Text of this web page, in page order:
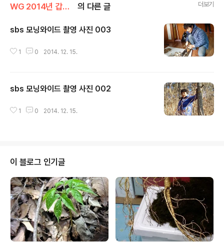
WG 2014년 갑오년 기록 의 다른 글 더보기
sbs 모닝와이드 촬영 사진 003
1 0 2014. 12. 15.
sbs 모닝와이드 촬영 사진 002
1 0 2014. 12. 15.
이 블로그 인기글